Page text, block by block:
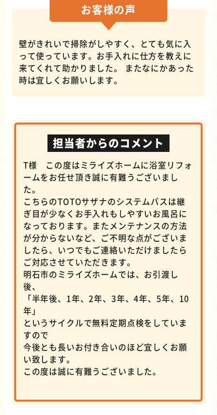
お客様の声
壁がきれいで掃除がしやすく、とても気に入
って使っています。お手入れに仕方を教えに
来てくれて助かりました。 またなにかあった
時は宜しくお願いします。
担当者からのコメント
T様 この度はミライズホームに浴室リフォ
ームをお任せ頂き誠に有難うございまし
た。
こちらのTOTOサザナのシステムバスは継
ぎ目が少なくお手入れもしやすいお風呂に
なっております。またメンテナンスの方法
が分からないなど、ご不明な点がございま
したら、いつでもご連絡いただけましたら
ご対応させていただきます。
明石市のミライズホームでは、お引渡し
後、
「半年後、1年、2年、3年、4年、5年、10
年」
というサイクルで無料定期点検をしていま
すので
今後とも長いお付き合いのほど宜しくお願
い致します。
この度は誠に有難うございました。